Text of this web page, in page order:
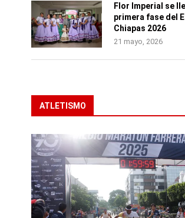
Flor Imperial se
primera fase del
Chiapas 2026
21 mayo, 2026
ATLETISMO